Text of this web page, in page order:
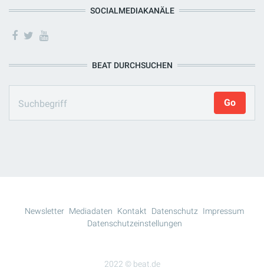
SOCIALMEDIAKANÄLE
BEAT DURCHSUCHEN
2022 © beat.de
Newsletter Mediadaten Kontakt Datenschutz
Impressum
Datenschutzeinstellungen